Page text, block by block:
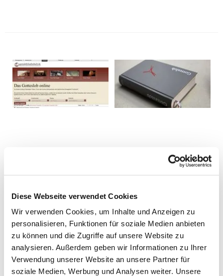
Diese Webseite verwendet Cookies
Wir verwenden Cookies, um Inhalte und Anzeigen zu
personalisieren, Funktionen für soziale Medien anbieten
zu können und die Zugriffe auf unsere Website zu
analysieren. Außerdem geben wir Informationen zu Ihrer
Verwendung unserer Website an unsere Partner für
soziale Medien, Werbung und Analysen weiter. Unsere